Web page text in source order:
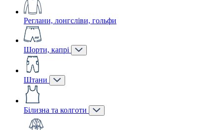
Реглани, лонгсліви, гольфи
Шорти, капрі
Штани
Білизна та колготи